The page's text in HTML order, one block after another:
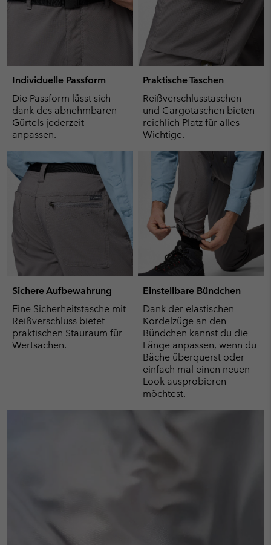
Individuelle Passform
Die Passform lässt sich
dank des abnehmbaren
Gürtels jederzeit
anpassen.
Praktische Taschen
Reißverschlusstaschen
und Cargotaschen bieten
reichlich Platz für alles
Wichtige.
Sichere Aufbewahrung
Eine Sicherheitstasche mit
Reißverschluss bietet
praktischen Stauraum für
Wertsachen.
Einstellbare Bündchen
Dank der elastischen
Kordelzüge an den
Bündchen kannst du die
Länge anpassen, wenn du
Bäche überquerst oder
einfach mal einen neuen
Look ausprobieren
möchtest.